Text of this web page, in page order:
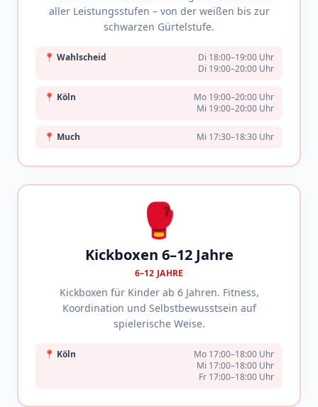
aller Leistungsstufen – von der weißen bis zur
schwarzen Gürtelstufe.
📍 Wahlscheid
Di 18:00–19:00 Uhr
Di 19:00–20:00 Uhr
📍 Köln
Mo 19:00–20:00 Uhr
Mi 19:00–20:00 Uhr
📍 Much Mi 17:30–18:30 Uhr
🥊
Kickboxen 6–12 Jahre
6–12 JAHRE
Kickboxen für Kinder ab 6 Jahren. Fitness,
Koordination und Selbstbewusstsein auf
spielerische Weise.
📍 Köln
Mo 17:00–18:00 Uhr
Mi 17:00–18:00 Uhr
Fr 17:00–18:00 Uhr